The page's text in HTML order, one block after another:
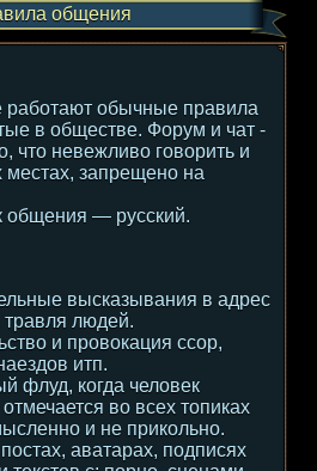
общения
работают обычные правила
в обществе. Форум и чат -
что невежливо говорить и
местах, запрещено на
— русский.
высказывания в адрес
травля людей.
и провокация ссор,
итп.
флуд, когда человек
во всех топиках
и не прикольно.
аватарах, подписях